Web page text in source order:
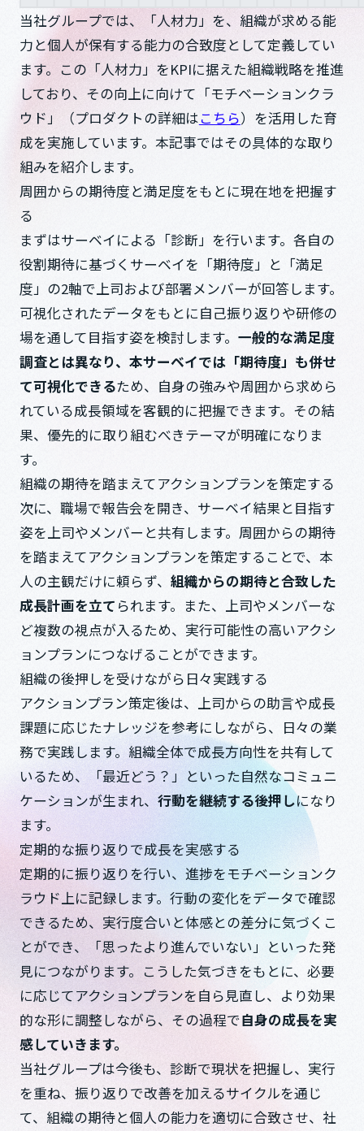
当社グループでは、「人材力」を、組織が求める能
力と個人が保有する能力の合致度として定義してい
ます。この「人材力」をKPIに据えた組織戦略を推進
しており、その向上に向けて「モチベーションクラ
ウド」（プロダクトの詳細はこちら）を活用した育
成を実施しています。本記事ではその具体的な取り
組みを紹介します。
周囲からの期待度と満足度をもとに現在地を把握す
る
まずはサーベイによる「診断」を行います。各自の
役割期待に基づくサーベイを「期待度」と「満足
度」の2軸で上司および部署メンバーが回答します。
可視化されたデータをもとに自己振り返りや研修の
場を通して目指す姿を検討します。 一般的な満足度
調査とは異なり、本サーベイでは「期待度」も併せ
て可視化できるため、自身の強みや周囲から求めら
れている成長領域を客観的に把握できます。その結
果、優先的に取り組むべきテーマが明確になりま
す。
組織の期待を踏まえてアクションプランを策定する
次に、職場で報告会を開き、サーベイ結果と目指す
姿を上司やメンバーと共有します。周囲からの期待
を踏まえてアクションプランを策定することで、本
人の主観だけに頼らず、 組織からの期待と合致した
成長計画を立て られます。また、上司やメンバーな
ど複数の視点が入るため、実行可能性の高いアクシ
ョンプランにつなげることができます。
組織の後押しを受けながら日々実践する
アクションプラン策定後は、上司からの助言や成長
課題に応じたナレッジを参考にしながら、日々の業
務で実践します。組織全体で成長方向性を共有して
いるため、「最近どう？」といった自然なコミュニ
ケーションが生まれ、 行動を継続する後押しになり
ます。
定期的な振り返りで成長を実感する
定期的に振り返りを行い、進捗をモチベーションク
ラウド上に記録します。行動の変化をデータで確認
できるため、実行度合いと体感との差分に気づくこ
とができ、「思ったより進んでいない」といった発
見につながります。こうした気づきをもとに、必要
に応じてアクションプランを自ら見直し、より効果
的な形に調整しながら、その過程で自身の成長を実
感していきます。
当社グループは今後も、診断で現状を把握し、実行
を重ね、振り返りで改善を加えるサイクルを通じ
て、組織の期待と個人の能力を適切に合致させ、社